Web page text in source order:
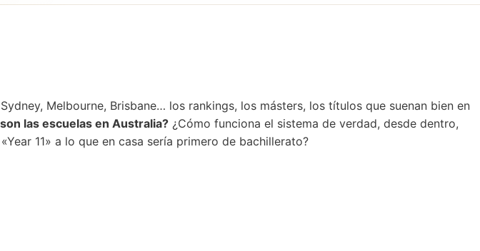
Melbourne, Brisbane… los rankings, los másters, los títulos que suenan bien en
las escuelas en Australia? ¿Cómo funciona el sistema de verdad, desde dentro,
11» a lo que en casa sería primero de bachillerato?